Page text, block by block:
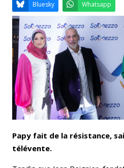
Email
Bluesky
Papy fait de la résistance,
télévente.